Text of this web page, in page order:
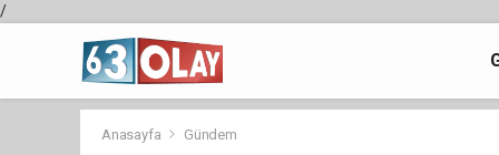
/
Anasayfa Gündem